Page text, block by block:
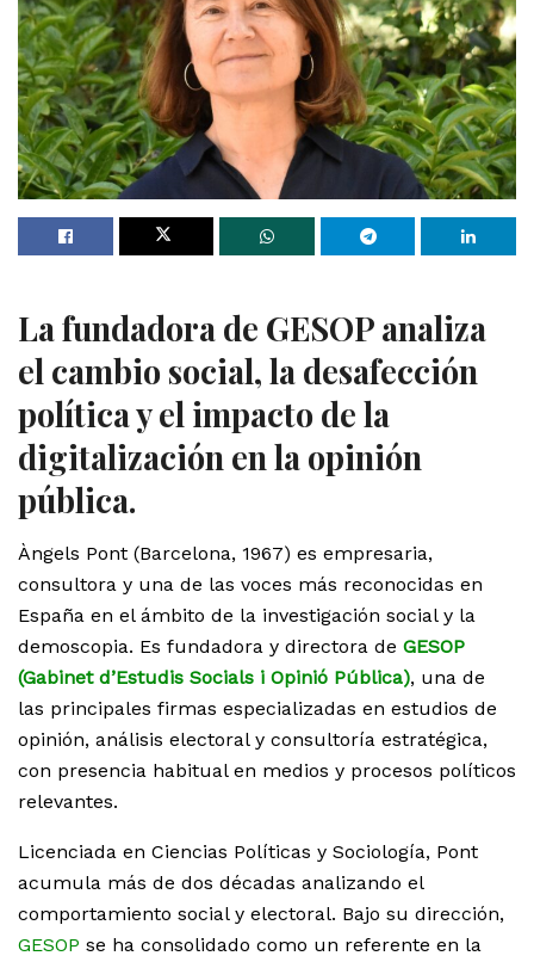
La fundadora de GESOP analiza
el cambio social, la desafección
política y el impacto de la
digitalización en la opinión
pública.
Àngels Pont (Barcelona, 1967) es empresaria,
consultora y una de las voces más reconocidas en
España en el ámbito de la investigación social y la
demoscopia. Es fundadora y directora de GESOP
(Gabinet d’Estudis Socials i Opinió Pública), una de
las principales firmas especializadas en estudios de
opinión, análisis electoral y consultoría estratégica,
con presencia habitual en medios y procesos políticos
relevantes.
Licenciada en Ciencias Políticas y Sociología, Pont
acumula más de dos décadas analizando el
comportamiento social y electoral. Bajo su dirección,
GESOP se ha consolidado como un referente en la